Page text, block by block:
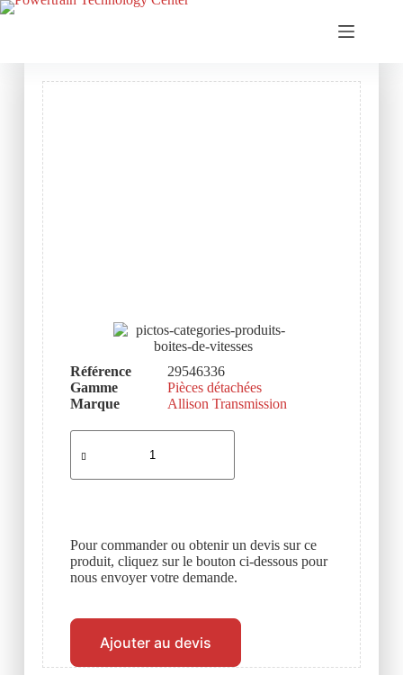
Référence
29546336
Gamme
Pièces détachées
Marque
Allison Transmission
Pour commander ou obtenir un devis sur ce
produit, cliquez sur le bouton ci-dessous pour
nous envoyer votre demande.
Ajouter au devis